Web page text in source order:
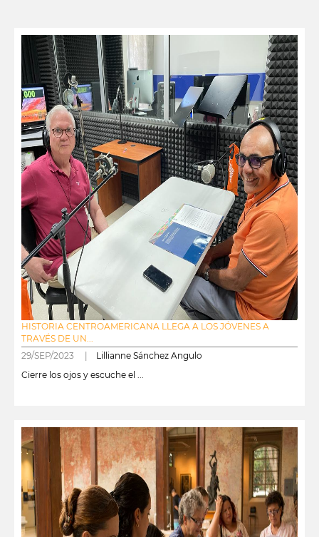
HISTORIA CENTROAMERICANA LLEGA A LOS JÓVENES A
TRAVÉS DE UN...
29/SEP/2023 | Lillianne Sánchez Angulo
Cierre los ojos y escuche el ...